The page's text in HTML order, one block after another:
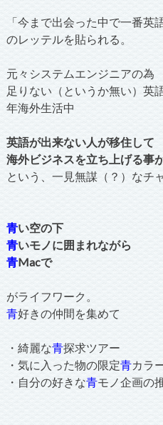
「今まで出会った中で一番英
のレッテルを貼られる。
元々システムエンジニアの為
足りない（というか無い）英
年海外生活中
英語が出来ない人が移住して
海外ビジネスを立ち上げる事
という、一見無謀（？）なチ
青い空の下
青いモノに囲まれながら
青Macで
がライフワーク。
青好きの仲間を集めて
・綺麗な青探求ツアー
・気に入った物の限定青カラ
・自分の好きな青モノ企画の